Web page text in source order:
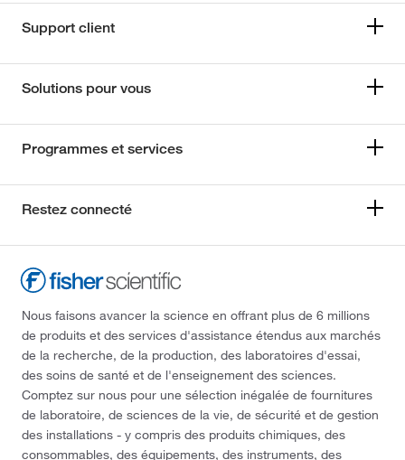
Support client
Solutions pour vous
Programmes et services
Restez connecté
Nous faisons avancer la science en offrant plus de 6 millions
de produits et des services d'assistance étendus aux marchés
de la recherche, de la production, des laboratoires d'essai,
des soins de santé et de l'enseignement des sciences.
Comptez sur nous pour une sélection inégalée de fournitures
de laboratoire, de sciences de la vie, de sécurité et de gestion
des installations - y compris des produits chimiques, des
consommables, des équipements, des instruments, des